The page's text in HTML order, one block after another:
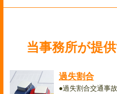
当事務所が提
過失割合
●過失割合交通事